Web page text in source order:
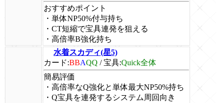
おすすめポイント
・単体NP50%付与持ち
・CT短縮で宝具連発を狙える
・高倍率B強化持ち
水着スカディ(星5)
カード:BBAQQ /宝具:Quick全体
簡易評価
・高倍率なQ強化と単体最大NP50%持ち
・Q宝具を連発するシステム周回向き